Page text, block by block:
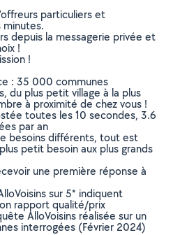
particuliers et
minutes.
depuis la messagerie privée et
!
!
: 35 000 communes
du plus petit village à la plus
à proximité de chez vous !
toutes les 10 secondes, 3.6
par an
besoins différents, tout est
petit besoin aux plus grands
une première réponse à
sur 5* indiquent
rapport qualité/prix
AlloVoisins réalisée sur un
interrogées (Février 2024)